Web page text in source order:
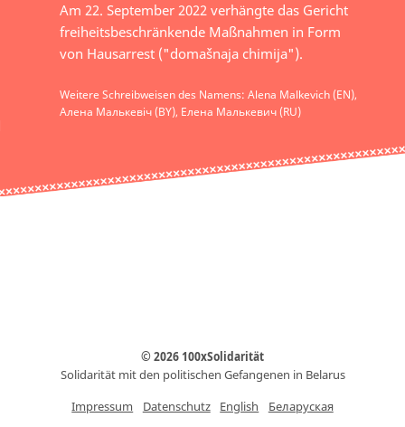
Am 22. September 2022 verhängte das Gericht
freiheitsbeschränkende Maßnahmen in Form
von Hausarrest ("domašnaja chimija").
Weitere Schreibweisen des Namens: Alena Malkevich (EN),
Алена Малькевіч (BY), Елена Малькевич (RU)
© 2026 100xSolidarität
Solidarität mit den politischen Gefangenen in Belarus
Impressum
Datenschutz English Беларуская